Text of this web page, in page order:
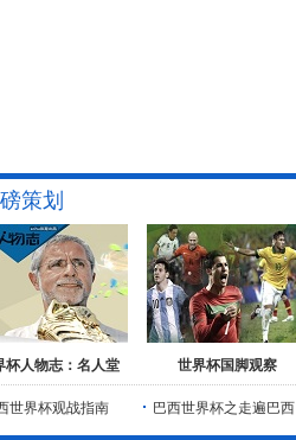
策划
杯人物志：名人堂 世界杯国脚观察
世界杯观战指南 巴西世界杯之走遍巴西